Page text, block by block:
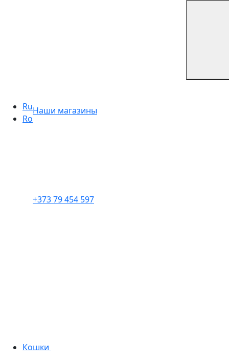
Ru
Ro
Наши магазины
+373 79 454 597
Кошки